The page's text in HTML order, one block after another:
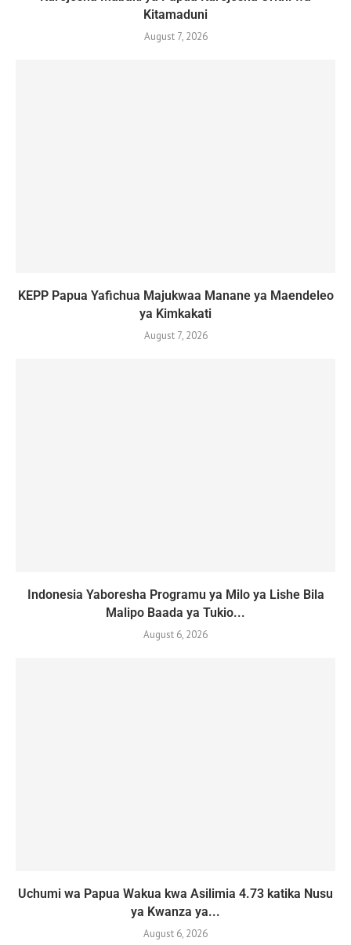
Kitamaduni
August 7, 2026
KEPP Papua Yafichua Majukwaa Manane ya Maendeleo
ya Kimkakati
August 7, 2026
Indonesia Yaboresha Programu ya Milo ya Lishe Bila
Malipo Baada ya Tukio...
August 6, 2026
Uchumi wa Papua Wakua kwa Asilimia 4.73 katika Nusu
ya Kwanza ya...
August 6, 2026